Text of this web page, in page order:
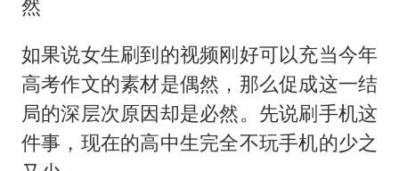
然
如果说女生刷到的视频刚好可以充当今年
高考作文的素材是偶然，那么促成这一结
局的深层次原因却是必然。先说刷手机这
件事，现在的高中生完全不玩手机的少之